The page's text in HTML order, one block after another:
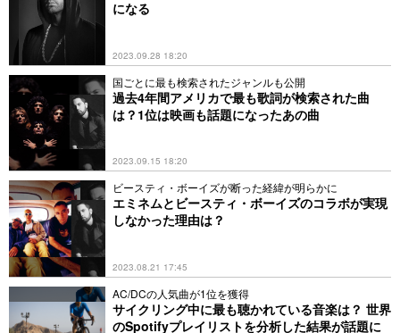
になる
2023.09.28 18:20
国ごとに最も検索されたジャンルも公開
過去4年間アメリカで最も歌詞が検索された曲
は？1位は映画も話題になったあの曲
2023.09.15 18:20
ビースティ・ボーイズが断った経緯が明らかに
エミネムとビースティ・ボーイズのコラボが実現
しなかった理由は？
2023.08.21 17:45
AC/DCの人気曲が1位を獲得
サイクリング中に最も聴かれている音楽は？ 世界
のSpotifyプレイリストを分析した結果が話題に